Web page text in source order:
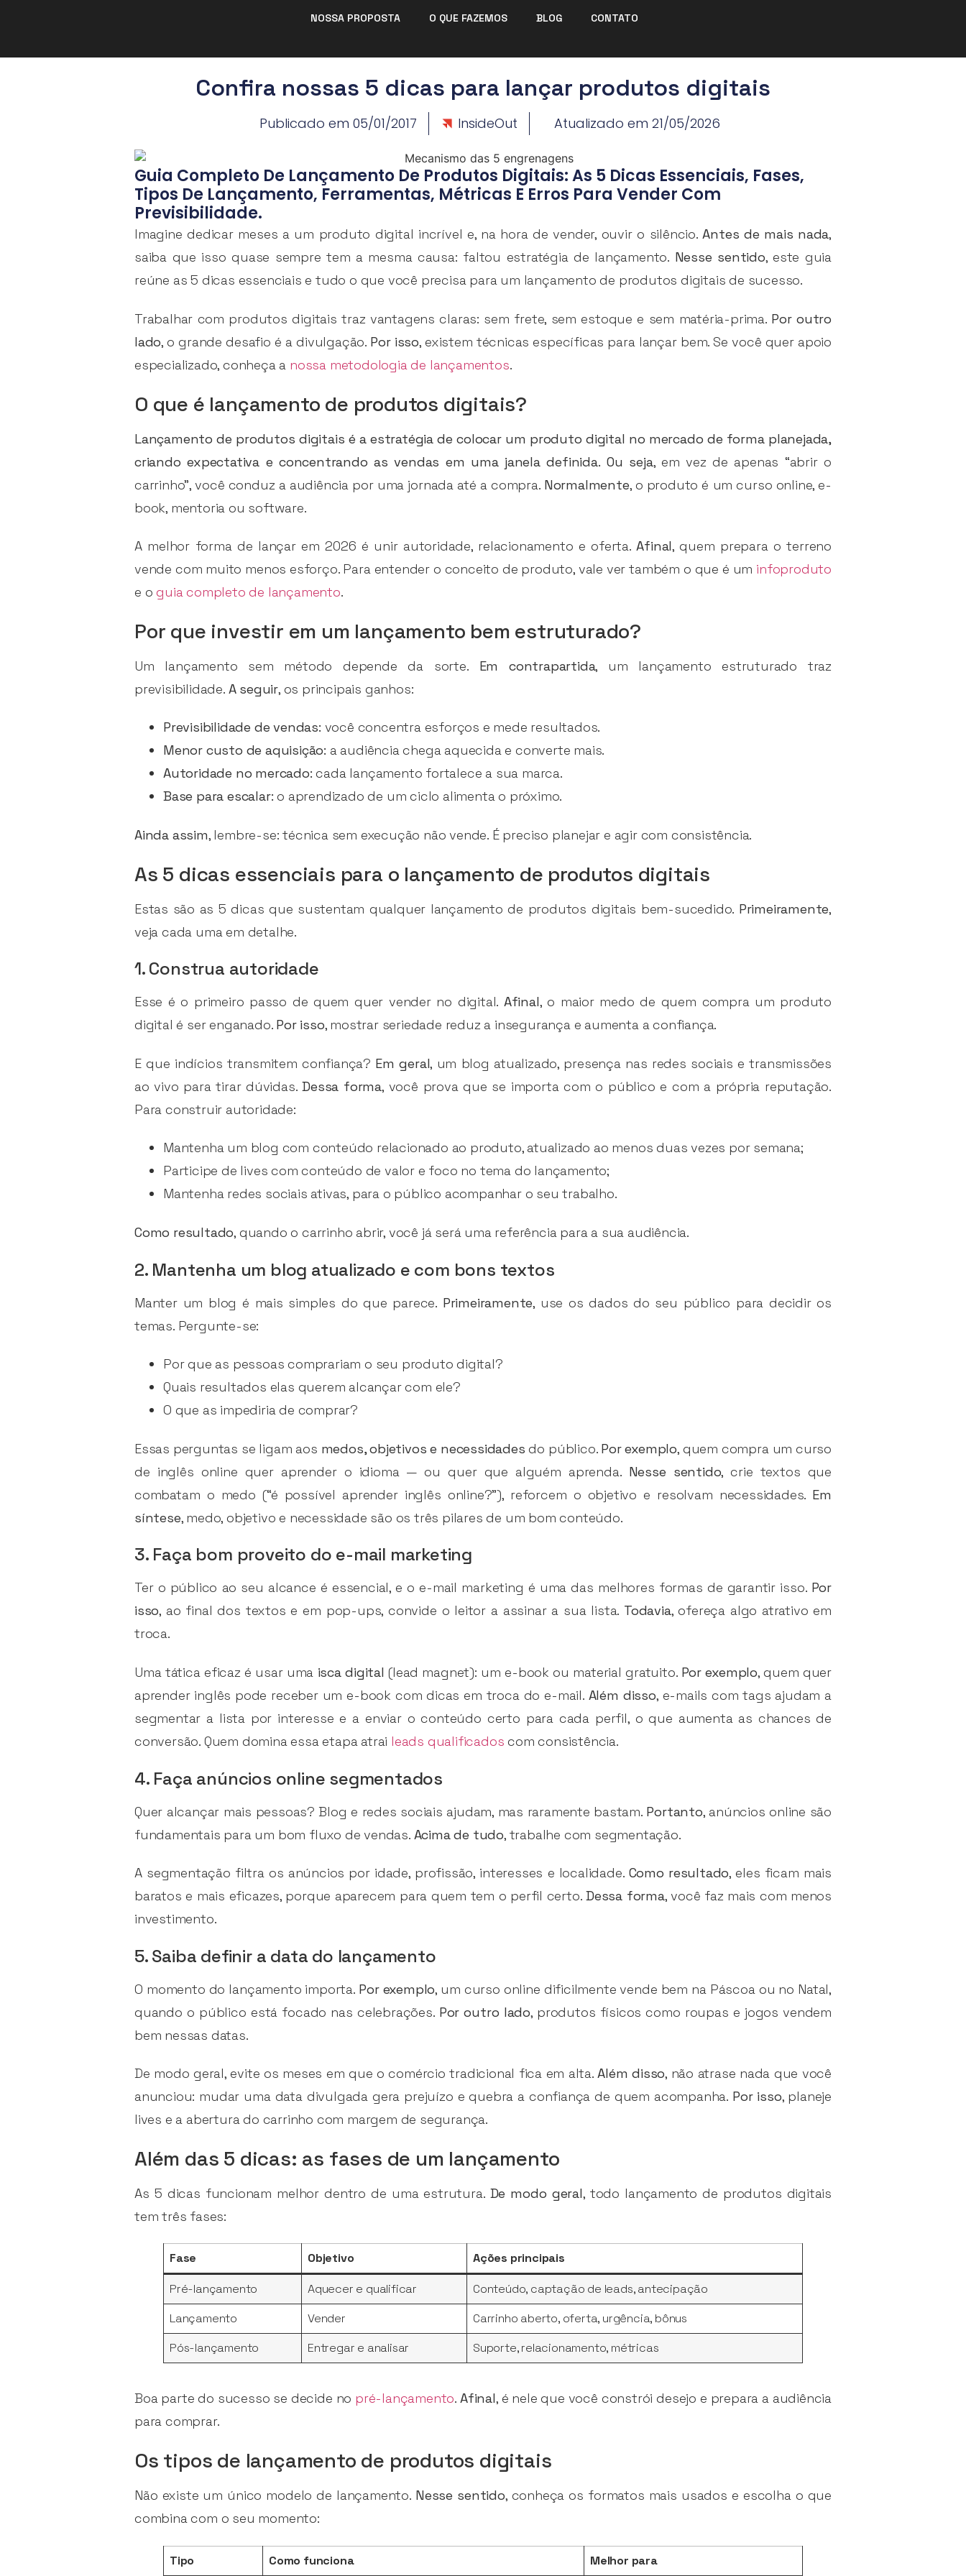
NOSSA PROPOSTA O QUE FAZEMOS BLOG CONTATO
Confira nossas 5 dicas para lançar produtos digitais
Publicado em 05/01/2017 InsideOut Atualizado em 21/05/2026
Guia Completo De Lançamento De Produtos Digitais: As 5 Dicas Essenciais, Fases,
Tipos De Lançamento, Ferramentas, Métricas E Erros Para Vender Com
Previsibilidade.
Imagine dedicar meses a um produto digital incrível e, na hora de vender, ouvir o silêncio.Antes de mais nada,
saiba que isso quase sempre tem a mesma causa: faltou estratégia de lançamento. Nesse sentido, este guia
reúne as 5 dicas essenciais e tudo o que você precisa para um lançamento de produtos digitais de sucesso.
Trabalhar com produtos digitais traz vantagens claras: sem frete, sem estoque e sem matéria-prima. Por outro
lado, o grande desafio é a divulgação. Por isso, existem técnicas específicas para lançar bem. Se você quer apoio
especializado, conheça a nossa metodologia de lançamentos.
O que é lançamento de produtos digitais?
Lançamento de produtos digitais é a estratégia de colocar um produto digital no mercado de forma planejada,
criando expectativa e concentrando as vendas em uma janela definida. Ou seja, em vez de apenas “abrir o
carrinho”, você conduz a audiência por uma jornada até a compra. Normalmente, o produto é um curso online, e-
book, mentoria ou software.
A melhor forma de lançar em 2026 é unir autoridade, relacionamento e oferta.Afinal, quem prepara o terreno
vende com muito menos esforço. Para entender o conceito de produto, vale ver também o que é um infoproduto
e o guia completo de lançamento.
Por que investir em um lançamento bem estruturado?
Um lançamento sem método depende da sorte. Em contrapartida, um lançamento estruturado traz
previsibilidade. A seguir, os principais ganhos:
Previsibilidade de vendas: você concentra esforços e mede resultados.
Menor custo de aquisição: a audiência chega aquecida e converte mais.
Autoridade no mercado: cada lançamento fortalece a sua marca.
Base para escalar: o aprendizado de um ciclo alimenta o próximo.
Ainda assim, lembre-se: técnica sem execução não vende. É preciso planejar e agir com consistência.
As 5 dicas essenciais para o lançamento de produtos digitais
Estas são as 5 dicas que sustentam qualquer lançamento de produtos digitais bem-sucedido. Primeiramente,
veja cada uma em detalhe.
1. Construa autoridade
Esse é o primeiro passo de quem quer vender no digital. Afinal, o maior medo de quem compra um produto
digital é ser enganado. Por isso, mostrar seriedade reduz a insegurança e aumenta a confiança.
E que indícios transmitem confiança? Em geral, um blog atualizado, presença nas redes sociais e transmissões
ao vivo para tirar dúvidas.Dessa forma, você prova que se importa com o público e com a própria reputação.
Para construir autoridade:
Mantenha um blog com conteúdo relacionado ao produto, atualizado ao menos duas vezes por semana;
Participe de lives com conteúdo de valor e foco no tema do lançamento;
Mantenha redes sociais ativas, para o público acompanhar o seu trabalho.
Como resultado, quando o carrinho abrir, você já será uma referência para a sua audiência.
2. Mantenha um blog atualizado e com bons textos
Manter um blog é mais simples do que parece. Primeiramente, use os dados do seu público para decidir os
temas. Pergunte-se:
Por que as pessoas comprariam o seu produto digital?
Quais resultados elas querem alcançar com ele?
O que as impediria de comprar?
Essas perguntas se ligam aos medos, objetivos e necessidades do público. Por exemplo, quem compra um curso
de inglês online quer aprender o idioma — ou quer que alguém aprenda. Nesse sentido, crie textos que
combatam o medo (“é possível aprender inglês online?”), reforcem o objetivo e resolvam necessidades. Em
síntese, medo, objetivo e necessidade são os três pilares de um bom conteúdo.
3. Faça bom proveito do e-mail marketing
Ter o público ao seu alcance é essencial, e o e-mail marketing é uma das melhores formas de garantir isso. Por
isso, ao final dos textos e em pop-ups, convide o leitor a assinar a sua lista. Todavia, ofereça algo atrativo em
troca.
Uma tática eficaz é usar uma isca digital (lead magnet): um e-book ou material gratuito. Por exemplo, quem quer
aprender inglês pode receber um e-book com dicas em troca do e-mail. Além disso, e-mails com tags ajudam a
segmentar a lista por interesse e a enviar o conteúdo certo para cada perfil, o que aumenta as chances de
conversão. Quem domina essa etapa atrai leads qualificados com consistência.
4. Faça anúncios online segmentados
Quer alcançar mais pessoas? Blog e redes sociais ajudam, mas raramente bastam. Portanto, anúncios online são
fundamentais para um bom fluxo de vendas. Acima de tudo, trabalhe com segmentação.
A segmentação filtra os anúncios por idade, profissão, interesses e localidade. Como resultado, eles ficam mais
baratos e mais eficazes, porque aparecem para quem tem o perfil certo.Dessa forma, você faz mais com menos
investimento.
5. Saiba definir a data do lançamento
O momento do lançamento importa. Por exemplo, um curso online dificilmente vende bem na Páscoa ou no Natal,
quando o público está focado nas celebrações. Por outro lado, produtos físicos como roupas e jogos vendem
bem nessas datas.
De modo geral, evite os meses em que o comércio tradicional fica em alta.Além disso, não atrase nada que você
anunciou: mudar uma data divulgada gera prejuízo e quebra a confiança de quem acompanha. Por isso, planeje
lives e a abertura do carrinho com margem de segurança.
Além das 5 dicas: as fases de um lançamento
As 5 dicas funcionam melhor dentro de uma estrutura. De modo geral, todo lançamento de produtos digitais
tem três fases:
Fase Objetivo Ações principais
Pré-lançamento Aquecer e qualificar
Conteúdo, captação de leads, antecipação
Lançamento
Vender
Carrinho aberto, oferta, urgência, bônus
Pós-lançamento
Entregar e analisar Suporte, relacionamento, métricas
Boa parte do sucesso se decide no pré-lançamento. Afinal, é nele que você constrói desejo e prepara a audiência
para comprar.
Os tipos de lançamento de produtos digitais
Não existe um único modelo de lançamento. Nesse sentido, conheça os formatos mais usados e escolha o que
combina com o seu momento:
Tipo Como funciona Melhor para